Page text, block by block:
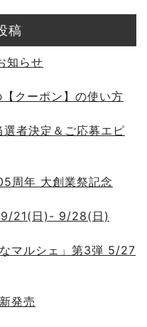
稿
知らせ
クーポン】の使い方
者決定＆ご応募エピ
周年 大創業祭記念
9/21(日)- 9/28(日)
マルシェ」第3弾 5/27
発売